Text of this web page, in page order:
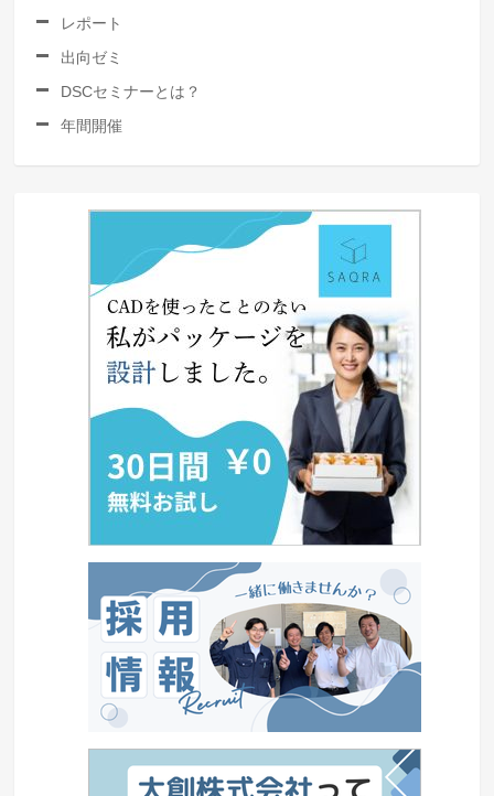
レポート
出向ゼミ
DSCセミナーとは？
年間開催